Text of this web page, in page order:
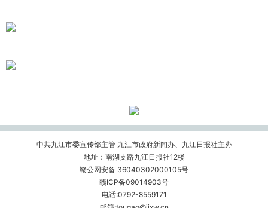
中共九江市委宣传部主管 九江市政府新闻办、九江日报社主办
地址：南湖支路九江日报社12楼
赣公网安备 36040302000105号
赣ICP备09014903号
电话:0792-8559171